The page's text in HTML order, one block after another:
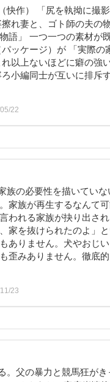
快作） 「尻を執拗に撮
れ妻と、ゴト師の夫の
語」 一つ一つの素材が
ッケージ）が 「実際の
以上ないほどに癖の強
小編同士が互いに排斥
22
族の必要性を描いてい
家族が再生するなんて
われる家族が抉り出さ
家を抜けられたのよ」
ありません。犬やおじ
歪みありません。徹底
23
。父の暴力と競馬狂が